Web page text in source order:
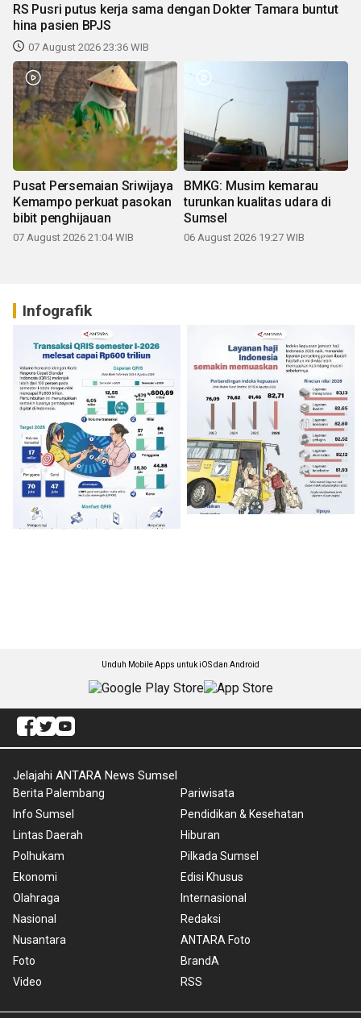
RS Pusri putus kerja sama dengan Dokter Tamara buntut
hina pasien BPJS
07 August 2026 23:36 WIB
Pusat Persemaian Sriwijaya
Kemampo perkuat pasokan
bibit penghijauan
07 August 2026 21:04 WIB
BMKG: Musim kemarau
turunkan kualitas udara di
Sumsel
06 August 2026 19:27 WIB
Infografik
Unduh Mobile Apps untuk iOS dan Android
Jelajahi ANTARA News Sumsel
Berita Palembang
Info Sumsel
Lintas Daerah
Polhukam
Ekonomi
Olahraga
Nasional
Nusantara
Foto
Video
Pariwisata
Pendidikan & Kesehatan
Hiburan
Pilkada Sumsel
Edisi Khusus
Internasional
Redaksi
ANTARA Foto
BrandA
RSS